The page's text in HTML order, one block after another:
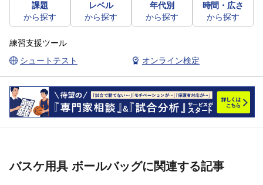
課題
から探す
レベル
から探す
年代別
から探す
時間・広さ
から探す
練習支援ツール
シュートテスト
オンライン検定
バスケ用具 ボールバッグに関連する記事